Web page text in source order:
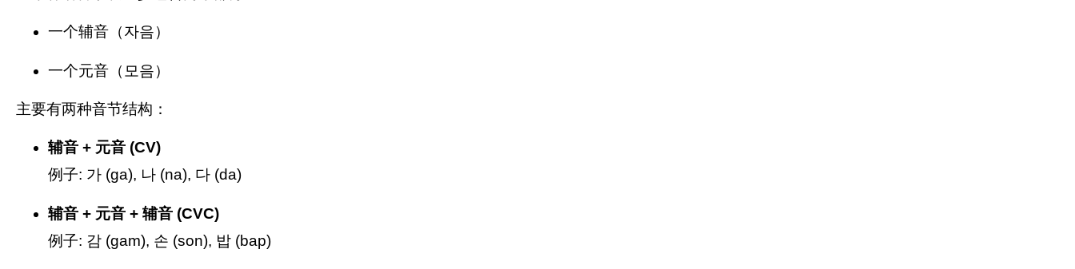
一个辅音（자음）
一个元音（모음）
主要有两种音节结构：
辅音 + 元音 (CV)
例子: 가 (ga), 나 (na), 다 (da)
辅音 + 元音 + 辅音 (CVC)
例子: 감 (gam), 손 (son), 밥 (bap)